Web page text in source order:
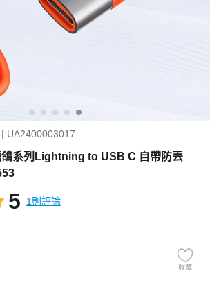
UA2400003017
系列Lightning to USB C 自帶防丟
5 1則評論
收藏